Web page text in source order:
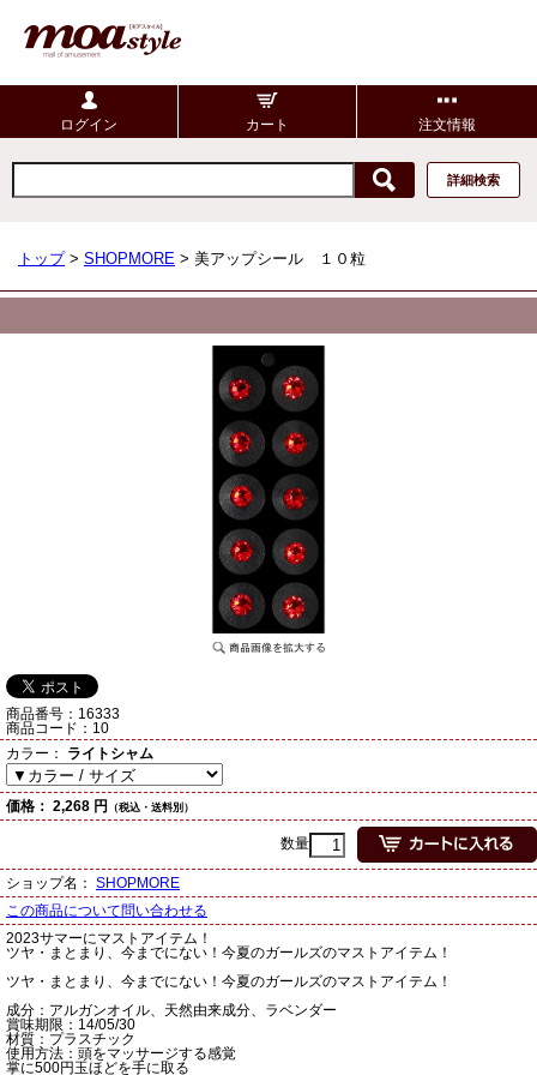
ログイン カート 注文情報
詳細検索
トップ> SHOPMORE > 美アップシール １０粒
商品番号： 16333
商品コード： 10
カラー：
ライトシャム
価格： 2,268 円 （税込・送料別）
数量
ショップ名： SHOPMORE
この商品について問い合わせる
2023サマーにマストアイテム！
ツヤ・まとまり、今までにない！今夏のガールズのマストアイテム！
ツヤ・まとまり、今までにない！今夏のガールズのマストアイテム！
成分：アルガンオイル、天然由来成分、ラベンダー
賞味期限：14/05/30
材質：プラスチック
使用方法：頭をマッサージする感覚
掌に500円玉ほどを手に取る